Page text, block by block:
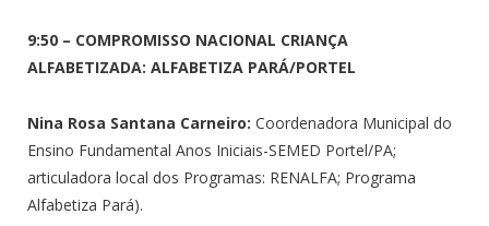
9:50 – COMPROMISSO NACIONAL CRIANÇA
ALFABETIZADA: ALFABETIZA PARÁ/PORTEL
Nina Rosa Santana Carneiro: Coordenadora Municipal do
Ensino Fundamental Anos Iniciais-SEMED Portel/PA;
articuladora local dos Programas: RENALFA; Programa
Alfabetiza Pará).